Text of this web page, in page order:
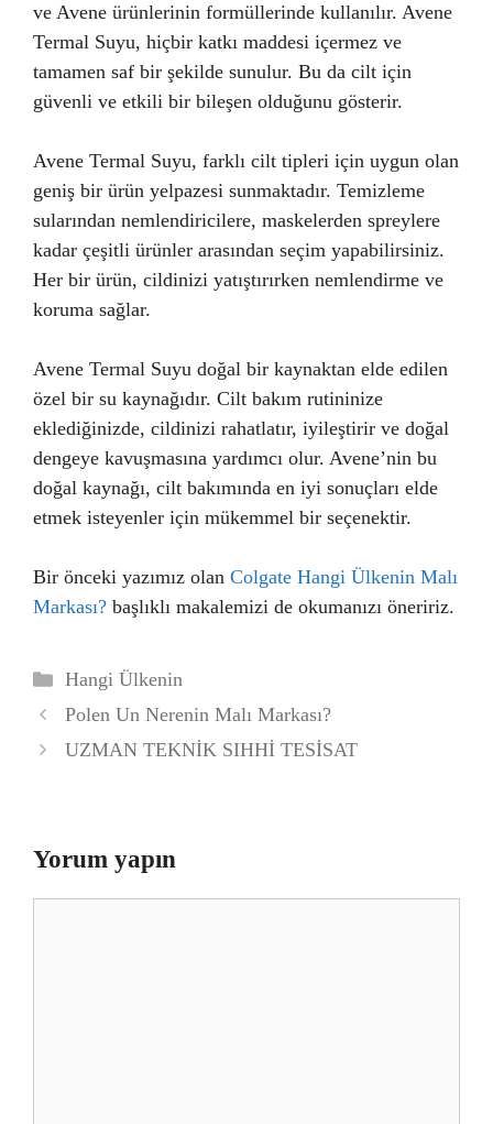
ve Avene ürünlerinin formüllerinde kullanılır. Avene
Termal Suyu, hiçbir katkı maddesi içermez ve
tamamen saf bir şekilde sunulur. Bu da cilt için
güvenli ve etkili bir bileşen olduğunu gösterir.
Avene Termal Suyu, farklı cilt tipleri için uygun olan
geniş bir ürün yelpazesi sunmaktadır. Temizleme
sularından nemlendiricilere, maskelerden spreylere
kadar çeşitli ürünler arasından seçim yapabilirsiniz.
Her bir ürün, cildinizi yatıştırırken nemlendirme ve
koruma sağlar.
Avene Termal Suyu doğal bir kaynaktan elde edilen
özel bir su kaynağıdır. Cilt bakım rutininize
eklediğinizde, cildinizi rahatlatır, iyileştirir ve doğal
dengeye kavuşmasına yardımcı olur. Avene’nin bu
doğal kaynağı, cilt bakımında en iyi sonuçları elde
etmek isteyenler için mükemmel bir seçenektir.
Bir önceki yazımız olan Colgate Hangi Ülkenin Malı
Markası? başlıklı makalemizi de okumanızı öneririz.
Kategoriler
Hangi Ülkenin
Polen Un Nerenin Malı Markası?
UZMAN TEKNİK SIHHİ TESİSAT
Yorum yapın